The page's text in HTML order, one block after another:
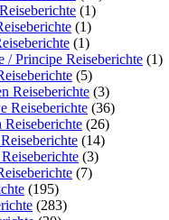
(1)
(1)
(1)
/ Principe Reiseberichte (1)
(5)
Reiseberichte (3)
Reiseberichte (36)
Reiseberichte (26)
(14)
(3)
(7)
(195)
(283)